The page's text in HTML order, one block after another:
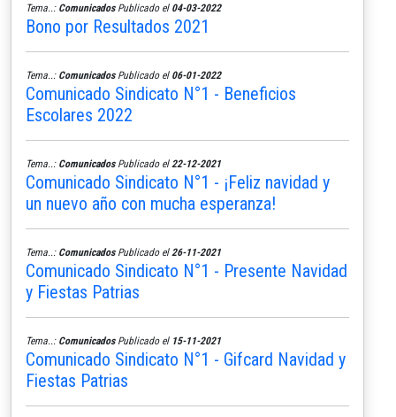
Tema..: ComunicadosPublicado el 04-03-2022
Bono por Resultados 2021
Tema..: ComunicadosPublicado el 06-01-2022
Comunicado Sindicato N°1 - Beneficios
Escolares 2022
Tema..: ComunicadosPublicado el 22-12-2021
Comunicado Sindicato N°1 - ¡Feliz navidad y
un nuevo año con mucha esperanza!
Tema..: ComunicadosPublicado el 26-11-2021
Comunicado Sindicato N°1 - Presente Navidad
y Fiestas Patrias
Tema..: ComunicadosPublicado el 15-11-2021
Comunicado Sindicato N°1 - Gifcard Navidad y
Fiestas Patrias